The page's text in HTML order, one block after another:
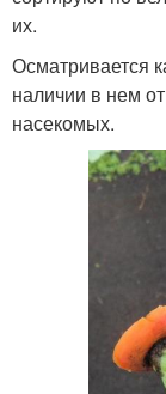
их.
Осматривается
наличии в нем
насекомых.